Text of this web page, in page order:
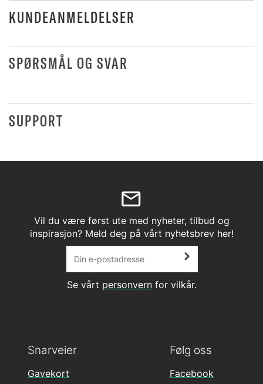
KUNDEANMELDELSER
SPØRSMÅL OG SVAR
SUPPORT
Vil du være først ute med nyheter, tilbud og
inspirasjon? Meld deg på vårt nyhetsbrev her!
Se vårt personvernfor vilkår.
Følg oss
Facebook
Snarveier
Gavekort